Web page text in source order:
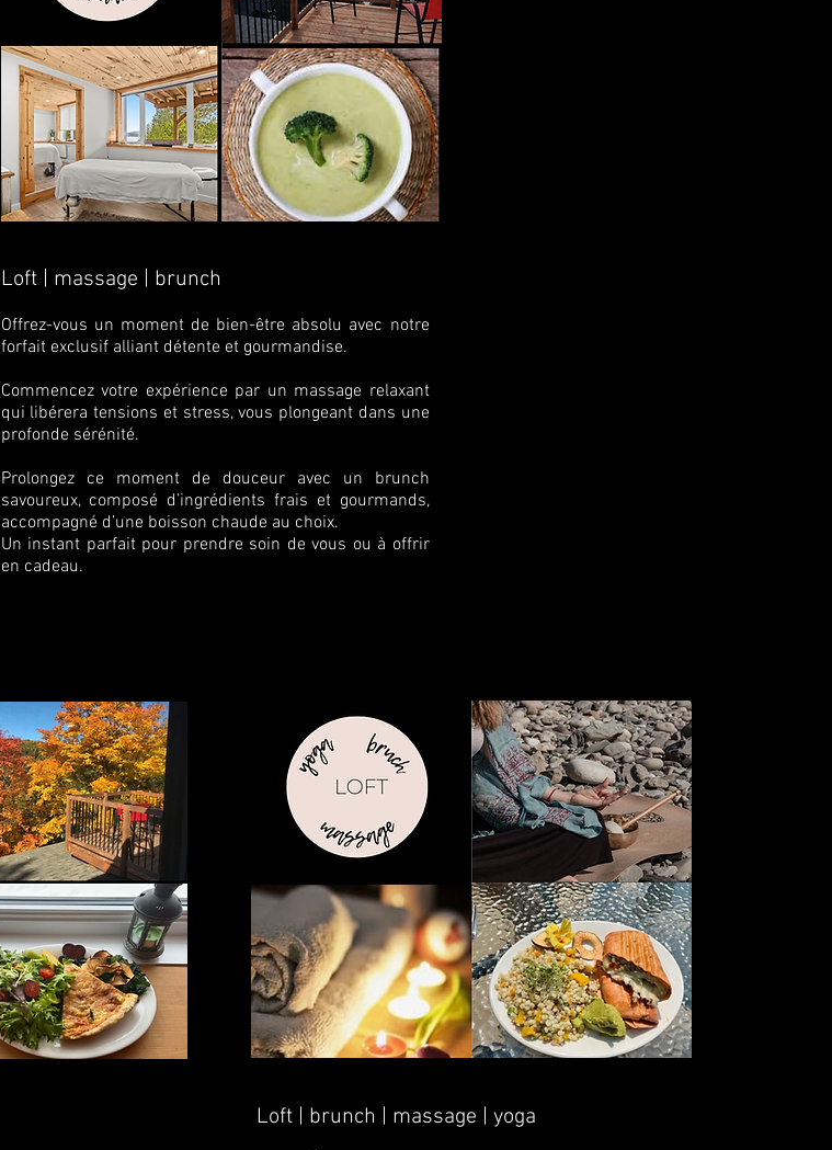
Loft | massage | brunch
Offrez-vous un moment de bien-être absolu avec notre
forfait exclusif alliant détente et gourmandise.
Commencez votre expérience par un massage relaxant
qui libérera tensions et stress, vous plongeant dans une
profonde sérénité.
Prolongez ce moment de douceur avec un brunch
savoureux, composé d’ingrédients frais et gourmands,
accompagné d’une boisson chaude au choix.
Un instant parfait pour prendre soin de vous ou à offrir
en cadeau.
Loft | brunch | massage | yoga